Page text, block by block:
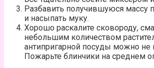
Разбавить получившуюся массу
и насыпать муку.
Хорошо раскалите сковороду,
небольшим количеством
антипригарной посуды можно не
Пожарьте блинчики на среднем